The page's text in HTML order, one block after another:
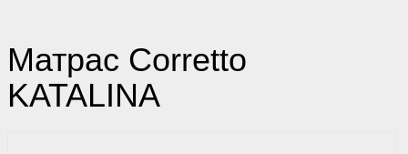
Матрас Corretto
KATALINA